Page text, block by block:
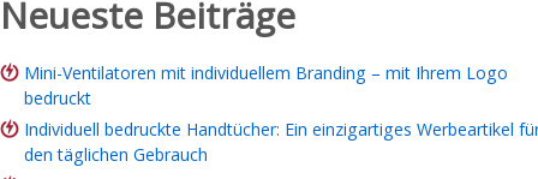
Neueste Beiträge
Mini-Ventilatoren mit individuellem Branding – mit Ihrem Logo
bedruckt
Individuell bedruckte Handtücher: Ein einzigartiges Werbeartikel
den täglichen Gebrauch